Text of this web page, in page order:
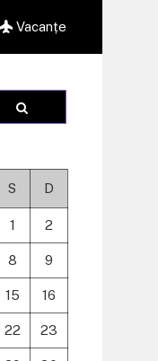
Vacanțe
S D
1 2
8 9
15 16
22 23